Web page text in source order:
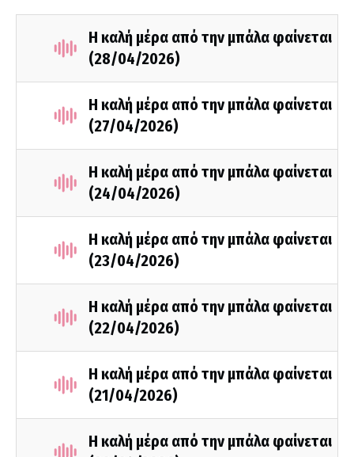
Η καλή μέρα από την μπάλα φαίνεται
(28/04/2026)
Η καλή μέρα από την μπάλα φαίνεται
(27/04/2026)
Η καλή μέρα από την μπάλα φαίνεται
(24/04/2026)
Η καλή μέρα από την μπάλα φαίνεται
(23/04/2026)
Η καλή μέρα από την μπάλα φαίνεται
(22/04/2026)
Η καλή μέρα από την μπάλα φαίνεται
(21/04/2026)
Η καλή μέρα από την μπάλα φαίνεται